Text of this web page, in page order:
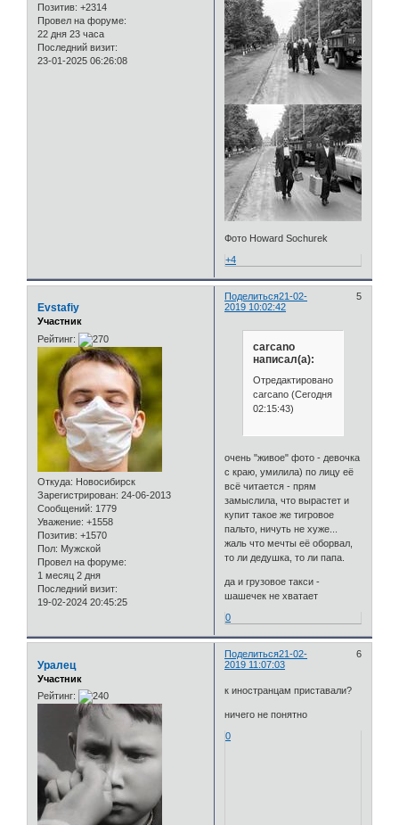
Позитив: +2314
Провел на форуме:
22 дня 23 часа
Последний визит:
23-01-2025 06:26:08
Фото Howard Sochurek
+4
Поделиться 5
21-02-
2019 10:02:42
Evstafiy
Участник
Рейтинг:
Откуда: Новосибирск
Зарегистрирован: 24-06-2013
Сообщений: 1779
Уважение: +1558
Позитив: +1570
Пол: Мужской
Провел на форуме:
1 месяц 2 дня
Последний визит:
19-02-2024 20:45:25
carcano
написал(а):
Отредактировано
carcano (Сегодня
02:15:43)
очень "живое" фото - девочка
с краю, умилила) по лицу её
всё читается - прям
замыслила, что вырастет и
купит такое же тигровое
пальто, ничуть не хуже...
жаль что мечты её оборвал,
то ли дедушка, то ли папа.
да и грузовое такси -
шашечек не хватает
0
Поделиться 6
21-02-
2019 11:07:03
Уралец
Участник
Рейтинг:
к иностранцам приставали?
ничего не понятно
0